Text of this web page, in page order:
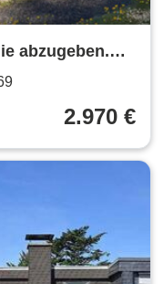
abzugeben.
2.970 €